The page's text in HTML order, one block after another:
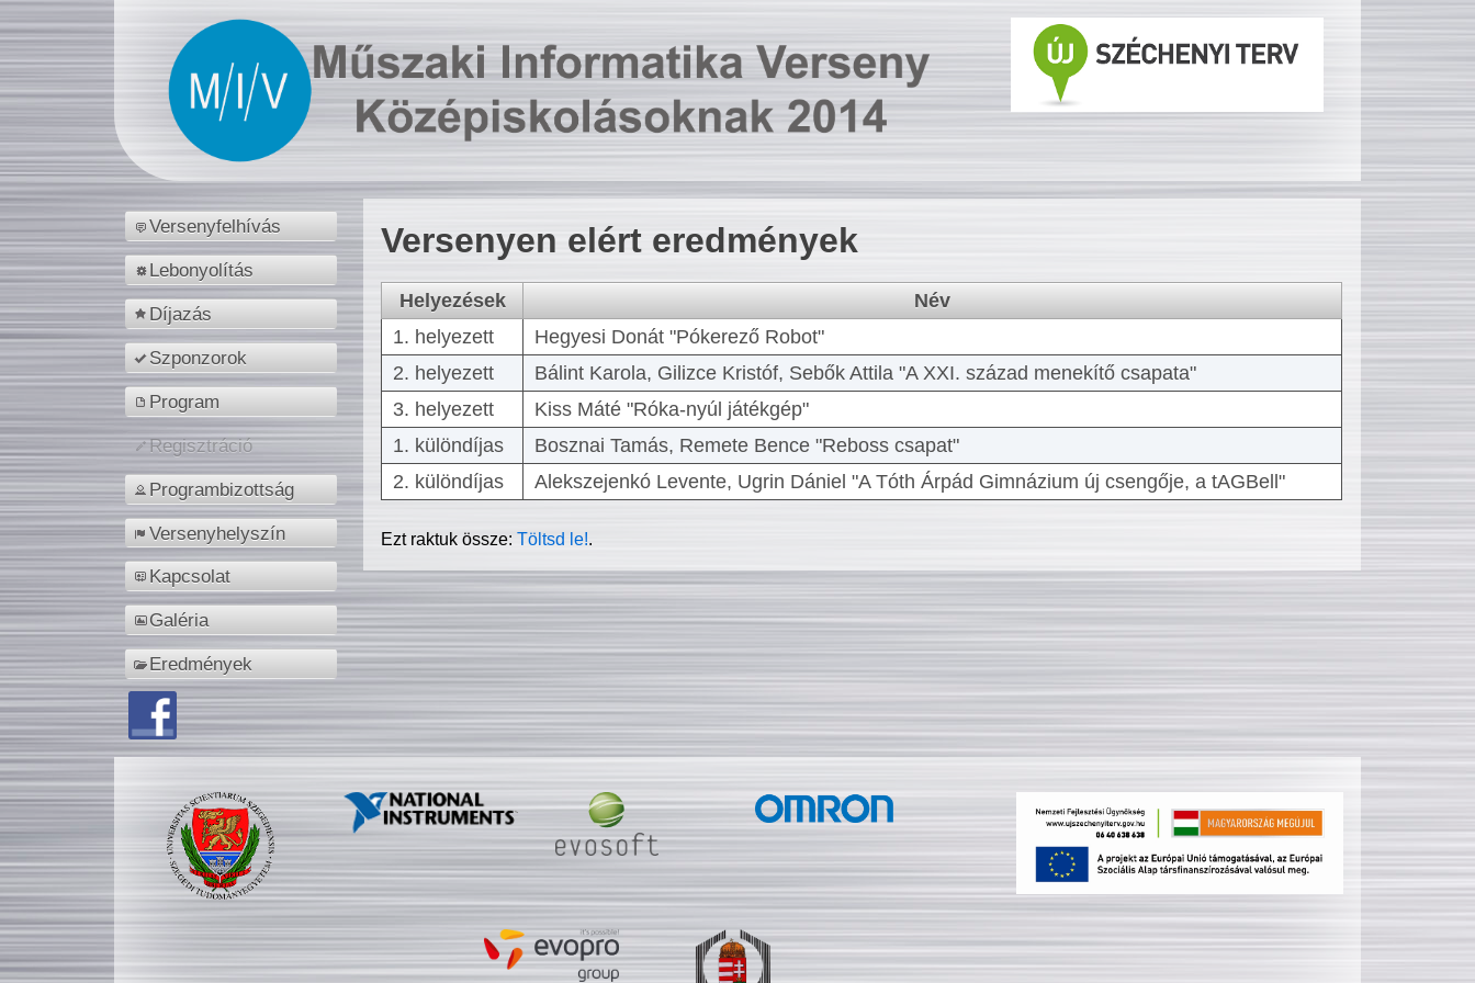
Versenyfelhívás
Lebonyolítás
Díjazás
Szponzorok
Program
Regisztráció
Programbizottság
Versenyhelyszín
Kapcsolat
Galéria
Eredmények
Versenyen elért eredmények
Helyezések
Név
1. helyezett
Hegyesi Donát "Pókerező Robot"
2. helyezett
Bálint Karola, Gilizce Kristóf, Sebők Attila "A XXI. század menekítő csapata"
3. helyezett
Kiss Máté "Róka-nyúl játékgép"
1. különdíjas
Bosznai Tamás, Remete Bence "Reboss csapat"
2. különdíjas
Alekszejenkó Levente, Ugrin Dániel "A Tóth Árpád Gimnázium új csengője, a tAGBell"
Ezt raktuk össze:Töltsd le!.